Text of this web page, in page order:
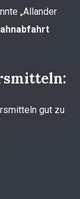
„Allander
gut zu